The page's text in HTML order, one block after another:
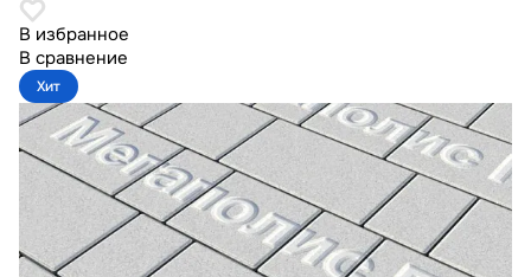
В избранное
В сравнение
Хит